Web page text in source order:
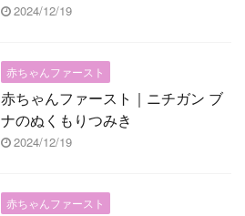
2024/12/19
赤ちゃんファースト
赤ちゃんファースト｜ニチガン ブ
ナのぬくもりつみき
2024/12/19
赤ちゃんファースト